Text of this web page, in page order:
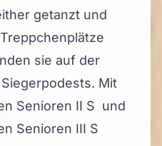
getanzt und
sie auf der
Mit
Senioren II S und
Senioren III S